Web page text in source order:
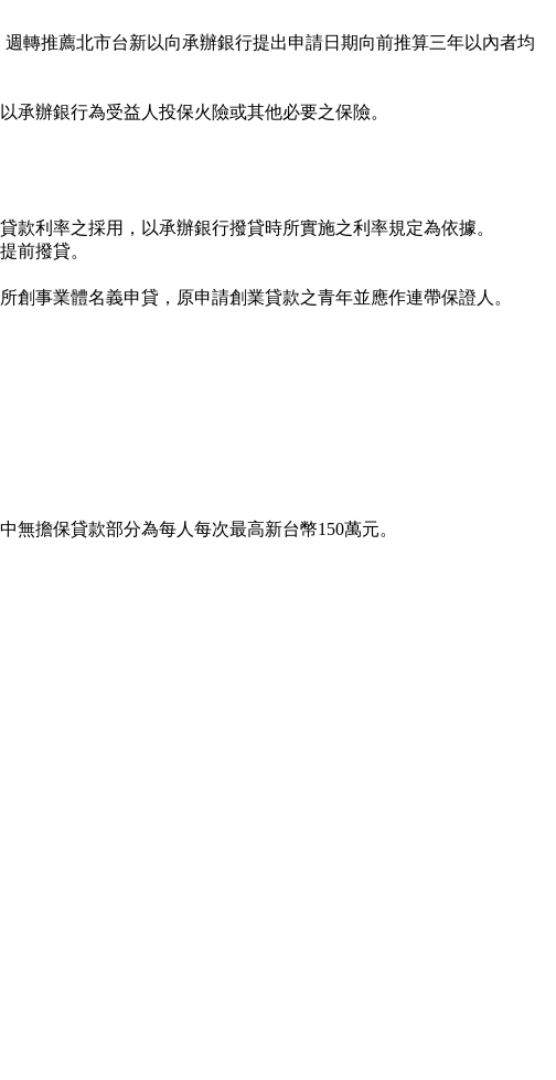
轉推薦北市台新以向承辦銀行提出申請日期向前推算三年以內者均
辦銀行為受益人投保火險或其他必要之保險。
利率之採用，以承辦銀行撥貸時所實施之利率規定為依據。
前撥貸。
創事業體名義申貸，原申請創業貸款之青年並應作連帶保證人。
擔保貸款部分為每人每次最高新台幣150萬元。